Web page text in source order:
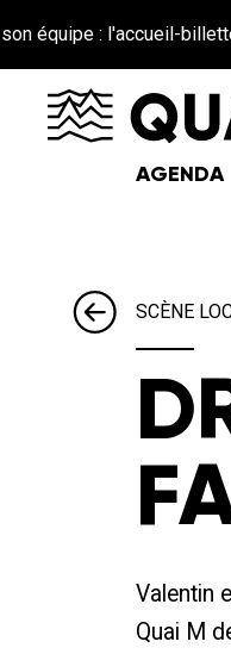
: l'accueil-
AGENDA
SCÈNE
Valentin
Quai M